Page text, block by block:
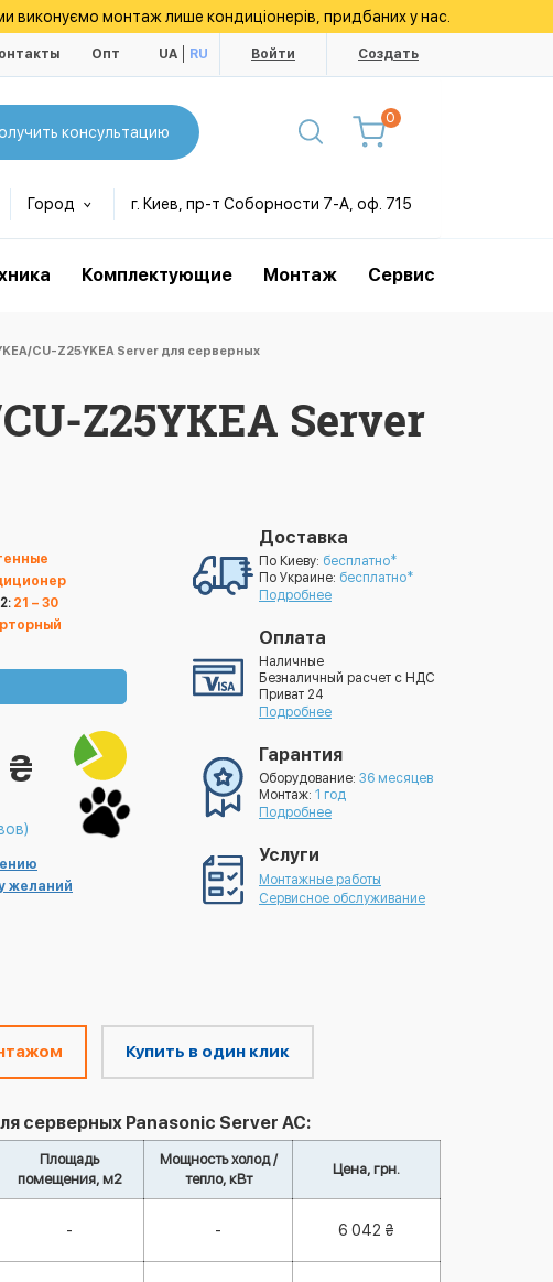
виконуємо монтаж лише кондиціонерів, придбаних у нас.
Опт UA RU Войти Создать
консультацию
0
Город г. Киев, пр-т Соборности 7-А, оф. 715
Комплектующие Монтаж Сервис
CU-Z25YKEA Server для серверных
Z25YKEA Server
21 – 30
₴
желаний
Доставка
По Киеву: бесплатно*
По Украине: бесплатно*
Подробнее
Оплата
Наличные
Безналичный расчет с НДС
Приват 24
Подробнее
Гарантия
Оборудование: 36 месяцев
Монтаж: 1 год
Подробнее
Услуги
Монтажные работы
Сервисное обслуживание
Купить в один клик
серверных Panasonic Server AC:
Площадь
помещения, м2
Мощность холод /
тепло, кВт
Цена, грн.
- - 6 042 ₴